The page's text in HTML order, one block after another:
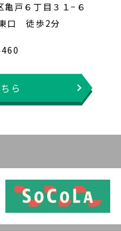
戸６丁目３１−６
口 徒歩2分
ら